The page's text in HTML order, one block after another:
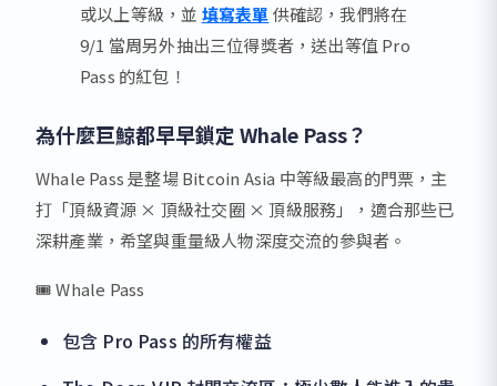
或以上等級，並 填寫表單供確認，我們將在
9/1 當周另外抽出三位得獎者，送出等值 Pro
Pass 的紅包！
為什麼巨鯨都早早鎖定 Whale Pass？
Whale Pass 是整場 Bitcoin Asia 中等級最高的門票，主
打「頂級資源 × 頂級社交圈 × 頂級服務」，適合那些已
深耕產業，希望與重量級人物深度交流的參與者。
🎟️ Whale Pass
包含 Pro Pass 的所有權益